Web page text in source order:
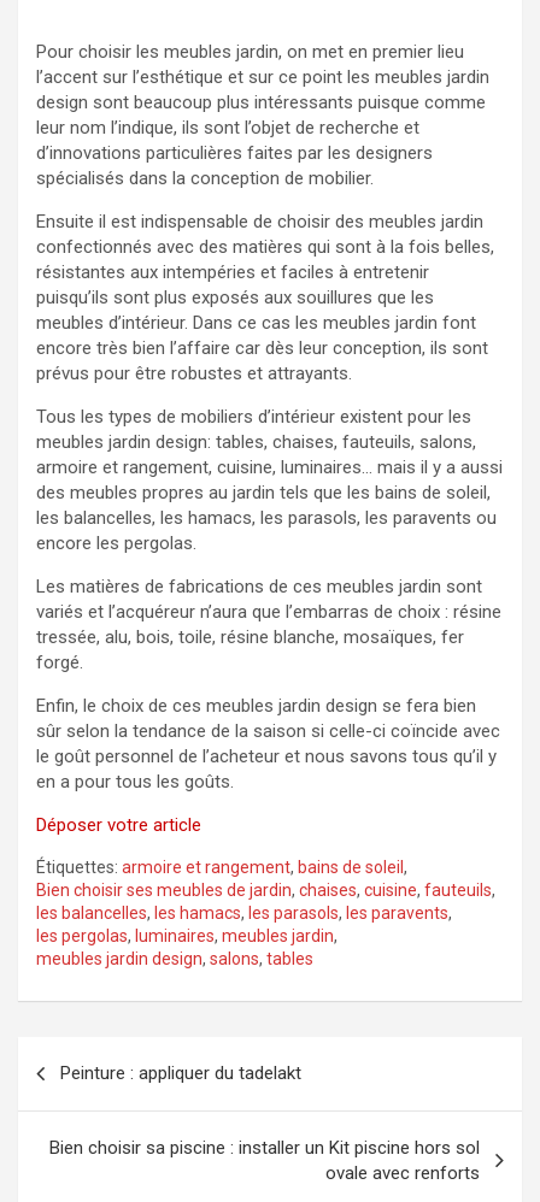
Pour choisir les meubles jardin, on met en premier lieu
l’accent sur l’esthétique et sur ce point les meubles jardin
design sont beaucoup plus intéressants puisque comme
leur nom l’indique, ils sont l’objet de recherche et
d’innovations particulières faites par les designers
spécialisés dans la conception de mobilier.
Ensuite il est indispensable de choisir des meubles jardin
confectionnés avec des matières qui sont à la fois belles,
résistantes aux intempéries et faciles à entretenir
puisqu’ils sont plus exposés aux souillures que les
meubles d’intérieur. Dans ce cas les meubles jardin font
encore très bien l’affaire car dès leur conception, ils sont
prévus pour être robustes et attrayants.
Tous les types de mobiliers d’intérieur existent pour les
meubles jardin design: tables, chaises, fauteuils, salons,
armoire et rangement, cuisine, luminaires… mais il y a aussi
des meubles propres au jardin tels que les bains de soleil,
les balancelles, les hamacs, les parasols, les paravents ou
encore les pergolas.
Les matières de fabrications de ces meubles jardin sont
variés et l’acquéreur n’aura que l’embarras de choix : résine
tressée, alu, bois, toile, résine blanche, mosaïques, fer
forgé.
Enfin, le choix de ces meubles jardin design se fera bien
sûr selon la tendance de la saison si celle-ci coïncide avec
le goût personnel de l’acheteur et nous savons tous qu’il y
en a pour tous les goûts.
Déposer votre article
Étiquettes: armoire et rangement, bains de soleil ,
Bien choisir ses meubles de jardin, chaises, cuisine, fauteuils,
les balancelles, les hamacs, les parasols, les paravents,
les pergolas, luminaires, meubles jardin,
meubles jardin design, salons, tables
l’article
Peinture : appliquer du tadelakt
Bien choisir sa piscine : installer un Kit piscine hors sol
ovale avec renforts